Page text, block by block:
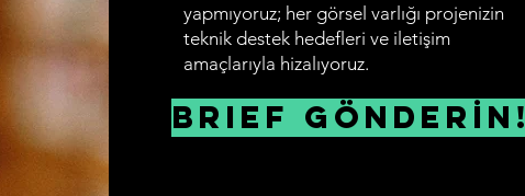
yapmıyoruz; her görsel varlığı projenizin
teknik destek hedefleri ve iletişim
amaçlarıyla hizalıyoruz.
Brief GÖNDERİN!